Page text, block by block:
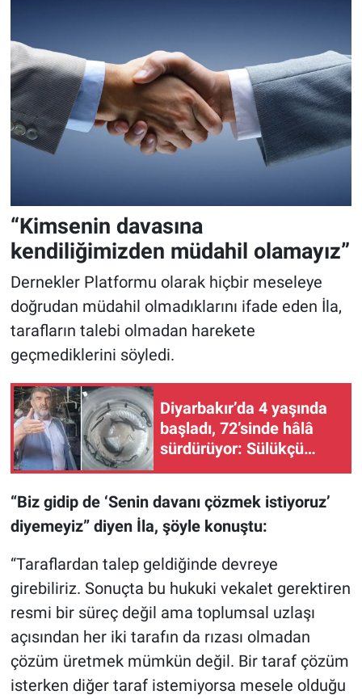
“Kimsenin davasına
kendiliğimizden müdahil olamayız”
Dernekler Platformu olarak hiçbir meseleye
doğrudan müdahil olmadıklarını ifade eden İla,
tarafların talebi olmadan harekete
geçmediklerini söyledi.
Diyarbakır’da 4 yaşında
başladı, 72’sinde hâlâ
sürdürüyor: Sülükçü
“Biz gidip de ‘Senin davanı çözmek istiyoruz’
diyemeyiz” diyen İla, şöyle konuştu:
“Taraflardan talep geldiğinde devreye
girebiliriz. Sonuçta bu hukuki vekalet gerektiren
resmi bir süreç değil ama toplumsal uzlaşı
açısından her iki tarafın da rızası olmadan
çözüm üretmek mümkün değil. Bir taraf çözüm
isterken diğer taraf istemiyorsa mesele olduğu